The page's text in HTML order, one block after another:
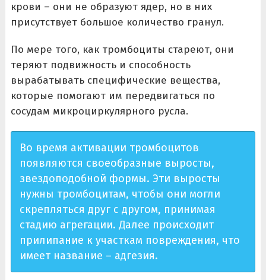
крови – они не образуют ядер, но в них
присутствует большое количество гранул.
По мере того, как тромбоциты стареют, они
теряют подвижность и способность
вырабатывать специфические вещества,
которые помогают им передвигаться по
сосудам микроциркулярного русла.
Во время активации тромбоцитов
появляются своеобразные выросты,
звездоподобной формы. Эти выросты
нужны тромбоцитам, чтобы они могли
скрепляться друг с другом, принимая
стадию агрегации. Далее происходит
прилипание к участкам повреждения, что
имеет название – адгезия.